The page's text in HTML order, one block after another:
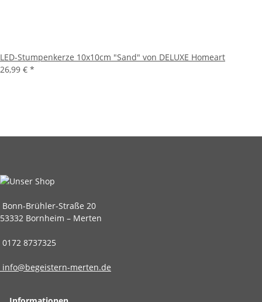
LED-Stumpenkerze 10x10cm "Sand" von DELUXE Homeart
26,99 € *
Bonn-Brühler-Straße 20
53332 Bornheim – Merten
0172 8737325
info@begeistern-merten.de